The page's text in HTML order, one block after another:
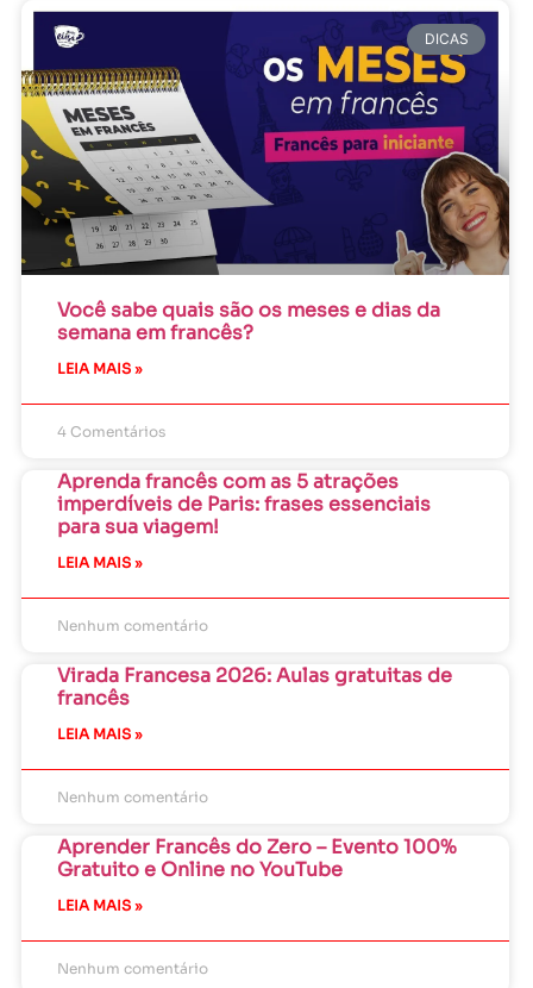
DICAS
Você sabe quais são os meses e dias da
semana em francês?
LEIA MAIS »
4 Comentários
Aprenda francês com as 5 atrações
imperdíveis de Paris: frases essenciais
para sua viagem!
LEIA MAIS »
Nenhum comentário
Virada Francesa 2026: Aulas gratuitas de
francês
LEIA MAIS »
Nenhum comentário
Aprender Francês do Zero – Evento 100%
Gratuito e Online no YouTube
LEIA MAIS »
Nenhum comentário